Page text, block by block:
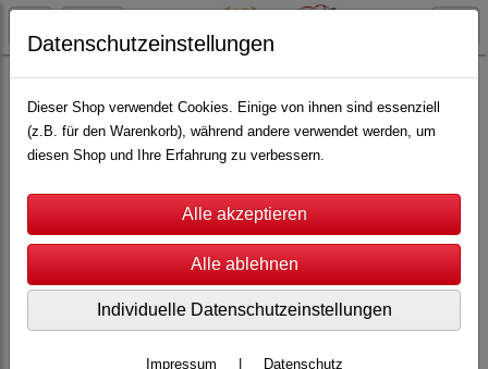
Carrera Servo Servo 140 Zubehör Pendelachse - V2 + V3
Datenschutzeinstellungen
Dieser Shop verwendet Cookies. Einige von ihnen sind essenziell
(z.B. für den Warenkorb), während andere verwendet werden, um
diesen Shop und Ihre Erfahrung zu verbessern.
Individuelle Datenschutzeinstellungen
Impressum Datenschutz